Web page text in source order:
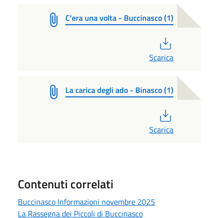
C'era una volta - Buccinasco (1)
Scarica
La carica degli ado - Binasco (1)
Scarica
Contenuti correlati
Buccinasco Informazioni novembre 2025
La Rassegna dei Piccoli di Buccinasco